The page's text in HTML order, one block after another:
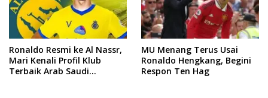
Ronaldo Resmi ke Al Nassr,
Mari Kenali Profil Klub
Terbaik Arab Saudi
MU Menang Terus Usai
Ronaldo Hengkang, Begini
Respon Ten Hag